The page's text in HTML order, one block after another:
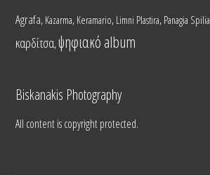
Agrafa, Kazarma, Keramario, Limni Plastira, Panagia Spilia
καρδίτσα,ψηφιακό album
Biskanakis Photography
All content is copyright protected.